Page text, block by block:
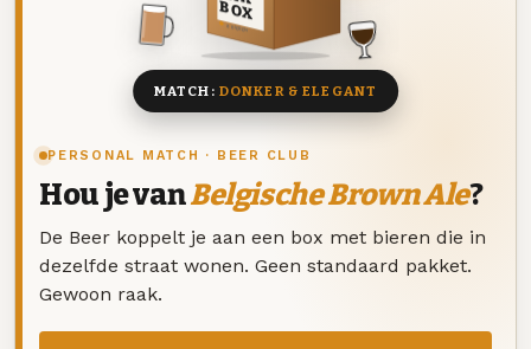
PERSONAL MATCH · BEER CLUB
Hou je vanBelgische Brown Ale?
De Beer koppelt je aan een box met bieren die in
dezelfde straat wonen. Geen standaard pakket.
Gewoon raak.
BOX
8 BIEREN
MATCH: DONKER & ELEGANT